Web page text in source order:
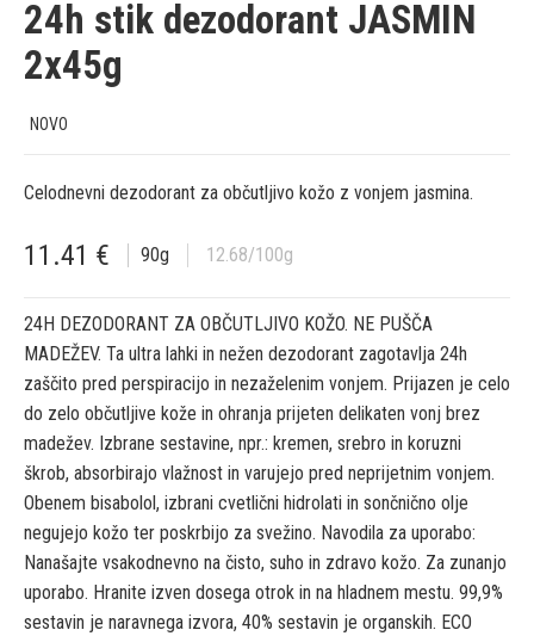
24h stik dezodorant JASMIN
2x45g
NOVO
Celodnevni dezodorant za občutljivo kožo z vonjem jasmina.
11.41 € 90g 12.68/100g
24H DEZODORANT ZA OBČUTLJIVO KOŽO. NE PUŠČA
MADEŽEV. Ta ultra lahki in nežen dezodorant zagotavlja 24h
zaščito pred perspiracijo in nezaželenim vonjem. Prijazen je celo
do zelo občutljive kože in ohranja prijeten delikaten vonj brez
madežev. Izbrane sestavine, npr.: kremen, srebro in koruzni
škrob, absorbirajo vlažnost in varujejo pred neprijetnim vonjem.
Obenem bisabolol, izbrani cvetlični hidrolati in sončnično olje
negujejo kožo ter poskrbijo za svežino. Navodila za uporabo:
Nanašajte vsakodnevno na čisto, suho in zdravo kožo. Za zunanjo
uporabo. Hranite izven dosega otrok in na hladnem mestu. 99,9%
sestavin je naravnega izvora, 40% sestavin je organskih. ECO